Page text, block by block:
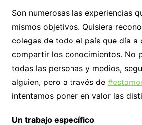
Son numerosas las experiencias
mismos objetivos. Quisiera
colegas de todo el país que día a
compartir los conocimientos. No
todas las personas y medios,
alguien, pero a través de
intentamos poner en valor las
Un trabajo específico